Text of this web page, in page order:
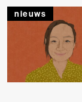
nieuws